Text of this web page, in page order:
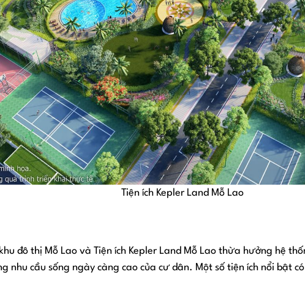
Tiện ích Kepler Land Mỗ Lao
đô thị Mỗ Lao và Tiện ích Kepler Land Mỗ Lao thừa hưởng hệ
nhu cầu sống ngày càng cao của cư dân. Một số tiện ích nổi bật